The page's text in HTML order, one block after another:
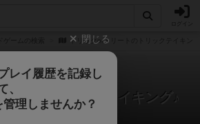
トリックorトリートのトリックテイキン
ートのトリックテイキング♪
1件の戦略やコツ
閉じる
レイ履歴を記録し
、
理しませんか？